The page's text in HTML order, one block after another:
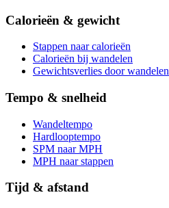
Calorieën & gewicht
Stappen naar calorieën
Calorieën bij wandelen
Gewichtsverlies door wandelen
Tempo & snelheid
Wandeltempo
Hardlooptempo
SPM naar MPH
MPH naar stappen
Tijd & afstand